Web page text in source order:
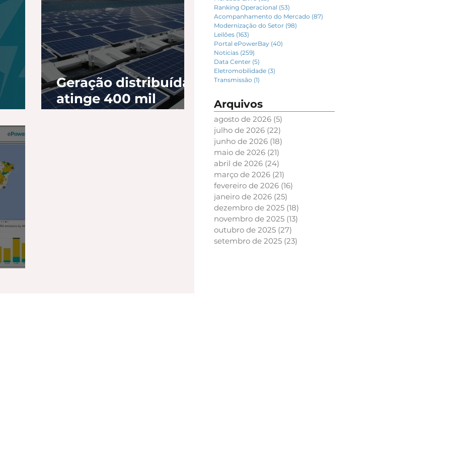
Geração distribuída
atinge 400 mil
unidades no Brasil
Ranking Operacional (53)
Acompanhamento do Mercado (87)
Modernização do Setor (98)
Leilões (163)
Portal ePowerBay (40)
Noticias (259)
Data Center (5)
Eletromobilidade (3)
Transmissão (1)
Arquivos
agosto de 2026 (5)
julho de 2026 (22)
junho de 2026 (18)
maio de 2026 (21)
abril de 2026 (24)
março de 2026 (21)
fevereiro de 2026 (16)
janeiro de 2026 (25)
dezembro de 2025 (18)
novembro de 2025 (13)
outubro de 2025 (27)
setembro de 2025 (23)